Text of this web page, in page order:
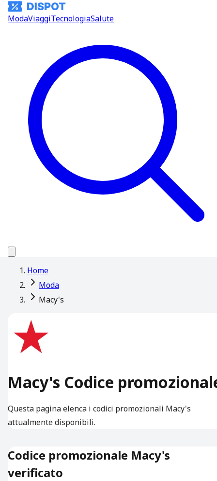
ModaViaggiTecnologiaSalute
Home
Moda
Macy's
Macy's Codice
Questa pagina elenca i codici promozionali Macy's
attualmente disponibili.
Codice promozionale Macy's
verificato